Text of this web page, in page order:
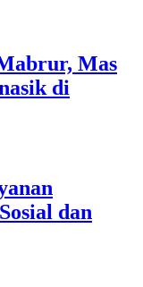
Mas
di
dan